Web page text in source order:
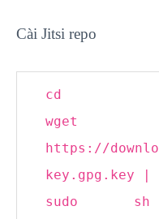
Cài Jitsi repo
cd
https: //
key.gpg.key |
sudo